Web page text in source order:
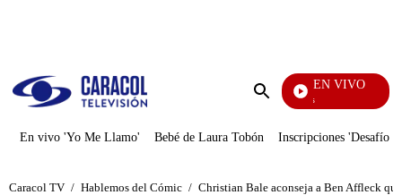
Enviar
EN VIVO
También Caerás
En vivo 'Yo Me Llamo' Bebé de Laura Tobón Inscripciones 'Desafío'
Caracol TV / Hablemos del Cómic / Christian Bale aconseja a Ben Affleck